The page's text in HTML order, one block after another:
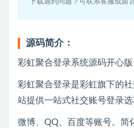
源码简介：
彩虹聚合登录系统源码开心
彩虹聚合登录是彩虹旗下的
站提供一站式社交账号登录选
微博、QQ、百度等账号。简